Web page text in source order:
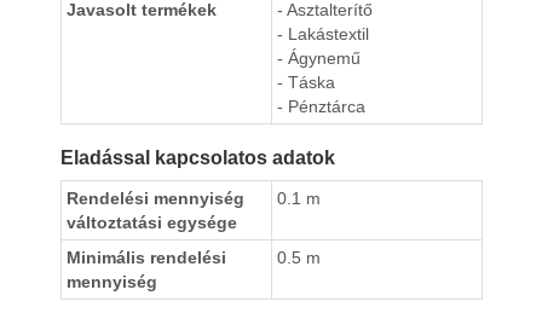
Javasolt termékek
- Asztalterítő
- Lakástextil
- Ágynemű
- Táska
- Pénztárca
Eladással kapcsolatos adatok
Rendelési mennyiség
változtatási egysége
0.1 m
Minimális rendelési
mennyiség
0.5 m